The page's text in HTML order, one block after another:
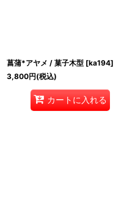
菖蒲*アヤメ / 菓子木型 [ka194]
3,800円(税込)
カートに入れる